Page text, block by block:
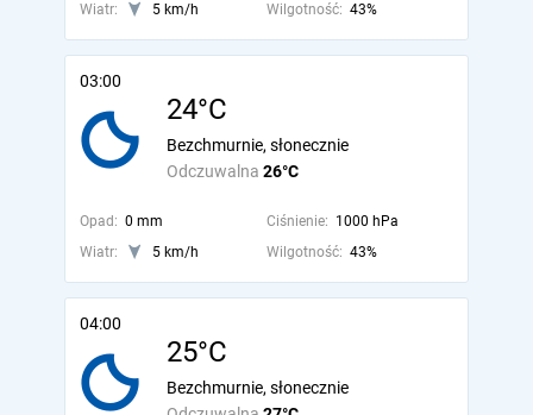
Wiatr:
5 km/h Wilgotność: 43%
03:00
24°C
Odczuwalna 26°C
Bezchmurnie, słonecznie
Opad: 0 mm Ciśnienie: 1000 hPa
Wiatr:
5 km/h Wilgotność: 43%
04:00
25°C
Bezchmurnie, słonecznie